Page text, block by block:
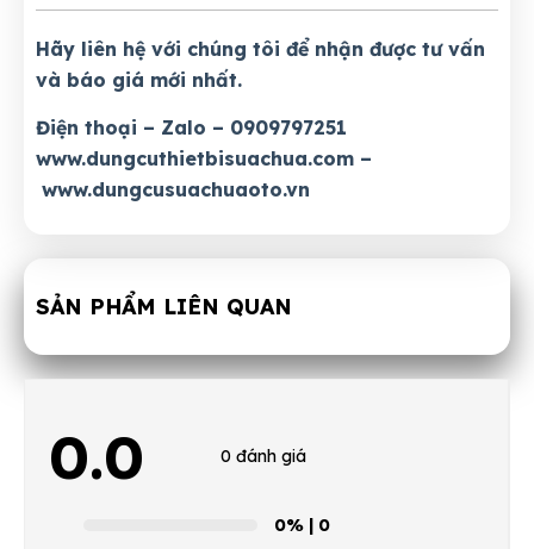
Hãy liên hệ với chúng tôi để nhận được tư vấn
và báo giá mới nhất.
Điện thoại – Zalo – 0909797251
www.dungcuthietbisuachua.com –
www.dungcusuachuaoto.vn
SẢN PHẨM LIÊN QUAN
0.0 0 đánh giá
0% | 0